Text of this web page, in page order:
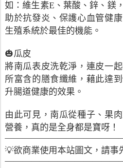
如：維生素E、葉酸、鋅、鎂
助於抗發炎、保護心血管健
生殖系統於最佳的機能。
🎃瓜皮
將南瓜表皮洗乾淨，連皮一
所富含的膳食纖維，藉此達
升腸道健康的效果。
由此可見，南瓜從種子、果
營養，真的是全身都是寶呀！
💡欲商業使用本站圖文，請事